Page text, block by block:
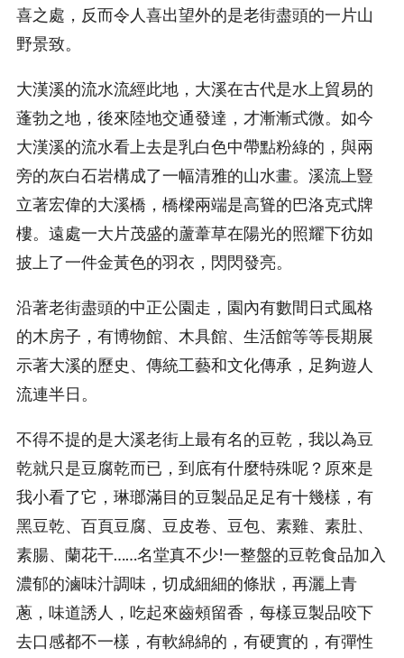
喜之處，反而令人喜出望外的是老街盡頭的一片山
野景致。
大漢溪的流水流經此地，大溪在古代是水上貿易的
蓬勃之地，後來陸地交通發達，才漸漸式微。如今
大漢溪的流水看上去是乳白色中帶點粉綠的，與兩
旁的灰白石岩構成了一幅清雅的山水畫。溪流上豎
立著宏偉的大溪橋，橋樑兩端是高聳的巴洛克式牌
樓。遠處一大片茂盛的蘆葦草在陽光的照耀下彷如
披上了一件金黃色的羽衣，閃閃發亮。
沿著老街盡頭的中正公園走，園內有數間日式風格
的木房子，有博物館、木具館、生活館等等長期展
示著大溪的歷史、傳統工藝和文化傳承，足夠遊人
流連半日。
不得不提的是大溪老街上最有名的豆乾，我以為豆
乾就只是豆腐乾而已，到底有什麼特殊呢？原來是
我小看了它，琳瑯滿目的豆製品足足有十幾樣，有
黑豆乾、百頁豆腐、豆皮卷、豆包、素雞、素肚、
素腸、蘭花干……名堂真不少!一整盤的豆乾食品加入
濃郁的滷味汁調味，切成細細的條狀，再灑上青
蔥，味道誘人，吃起來齒頰留香，每樣豆製品咬下
去口感都不一樣，有軟綿綿的，有硬實的，有彈性